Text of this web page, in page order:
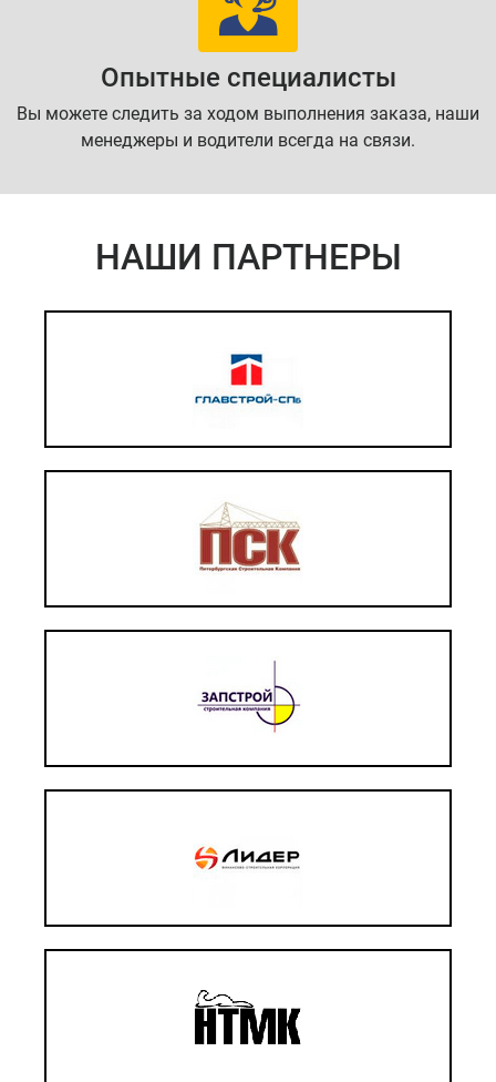
Опытные специалисты
Вы можете следить за ходом выполнения заказа, наши
менеджеры и водители всегда на связи.
НАШИ ПАРТНЕРЫ